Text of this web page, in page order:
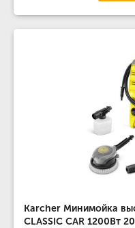
Karcher Минимойка
CLASSIC CAR 1200Вт